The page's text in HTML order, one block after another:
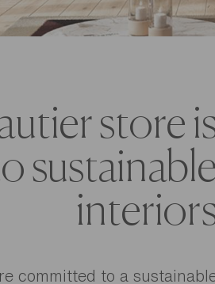
store
committed to a